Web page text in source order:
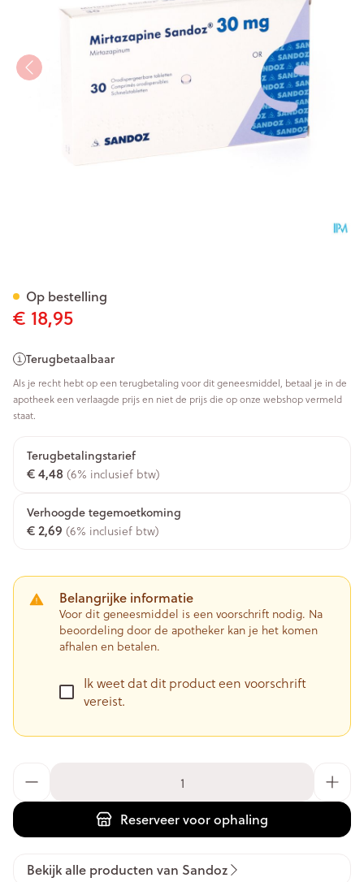
€ 18,95
Terugbetaalbaar
Als je recht hebt op een terugbetaling voor dit geneesmiddel, betaal je in de
apotheek een verlaagde prijs en niet de prijs die op onze webshop vermeld
staat.
Terugbetalingstarief
€ 4,48 (6% inclusief btw)
Verhoogde tegemoetkoming
€ 2,69 (6% inclusief btw)
Belangrijke informatie
Voor dit geneesmiddel is een voorschrift nodig. Na
beoordeling door de apotheker kan je het komen
afhalen en betalen.
Ik weet dat dit product een voorschrift
vereist.
Reserveervoor ophaling
Op bestelling
Bekijk alle producten van Sandoz